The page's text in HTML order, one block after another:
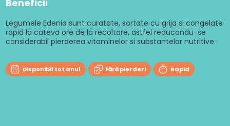
Beneficii
Legumele Edenia sunt curatate, sortate cu grija si congelate
rapid la cateva ore de la recoltare, astfel reducandu-se
considerabil pierderea vitaminelor si substantelor nutritive.
Disponibil tot anul Fără pierderi Rapid